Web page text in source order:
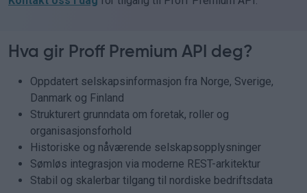
Hva gir Proff Premium API deg?
Oppdatert selskapsinformasjon fra Norge, Sverige,
Danmark og Finland
Strukturert grunndata om foretak, roller og
organisasjonsforhold
Historiske og nåværende selskapsopplysninger
Sømløs integrasjon via moderne REST-arkitektur
Stabil og skalerbar tilgang til nordiske bedriftsdata